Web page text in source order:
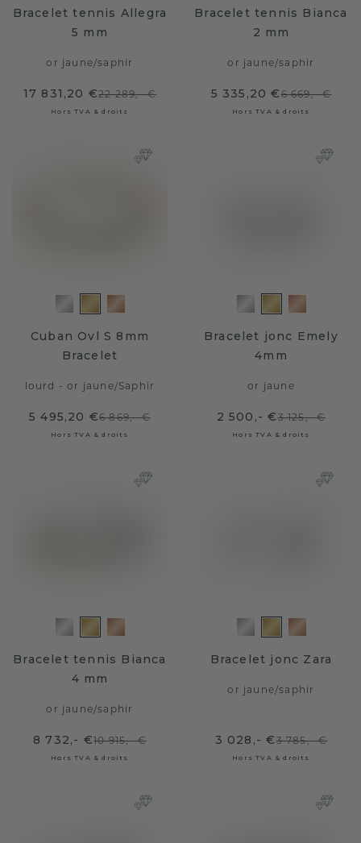
Bracelet tennis Allegra
5 mm
or jaune/saphir
17 831,20 €22 289,- €
Hors TVA & droits
Bracelet tennis Bianca
2 mm
or jaune/saphir
5 335,20 €6 669,- €
Hors TVA & droits
Cuban Ovl S 8mm
Bracelet
lourd - or jaune/Saphir
5 495,20 €6 869,- €
Hors TVA & droits
Bracelet jonc Emely
4mm
or jaune
2 500,- €3 125,- €
Hors TVA & droits
Bracelet tennis Bianca
4 mm
or jaune/saphir
8 732,- €10 915,- €
Hors TVA & droits
Bracelet jonc Zara
or jaune/saphir
3 028,- €3 785,- €
Hors TVA & droits